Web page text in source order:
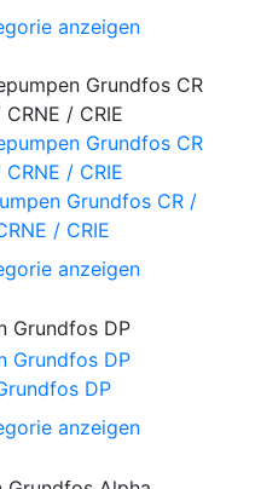
anzeigen
Grundfos CR /
/ CRIE
anzeigen
DP
anzeigen